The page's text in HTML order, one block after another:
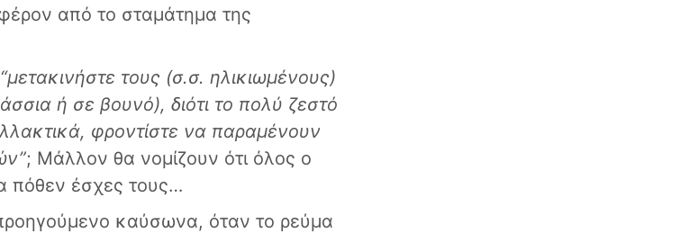
από το σταμάτημα της
“μετακινήστε τους (σ.σ. ηλικιωμένους)
ή σε βουνό), διότι το πολύ ζεστό
φροντίστε να παραμένουν
; Μάλλον θα νομίζουν ότι όλος ο
πόθεν έσχες τους…
καύσωνα, όταν το ρεύμα